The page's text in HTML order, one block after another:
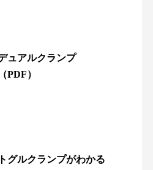
ュアルクランプ
（PDF）
トグルクランプがわかる